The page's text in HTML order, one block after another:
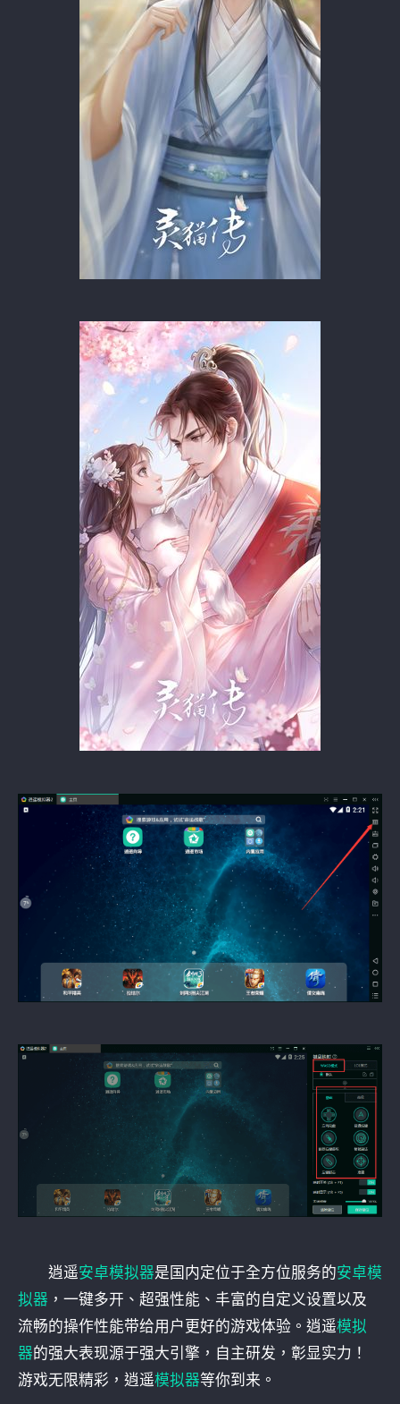
逍遥安卓模拟器是国内定位于全方位服务的安卓模
拟器 ，一键多开、超强性能、丰富的自定义设置以及
流畅的操作性能带给用户更好的游戏体验。逍遥模拟
器的强大表现源于强大引擎，自主研发，彰显实力！
游戏无限精彩，逍遥模拟器等你到来。